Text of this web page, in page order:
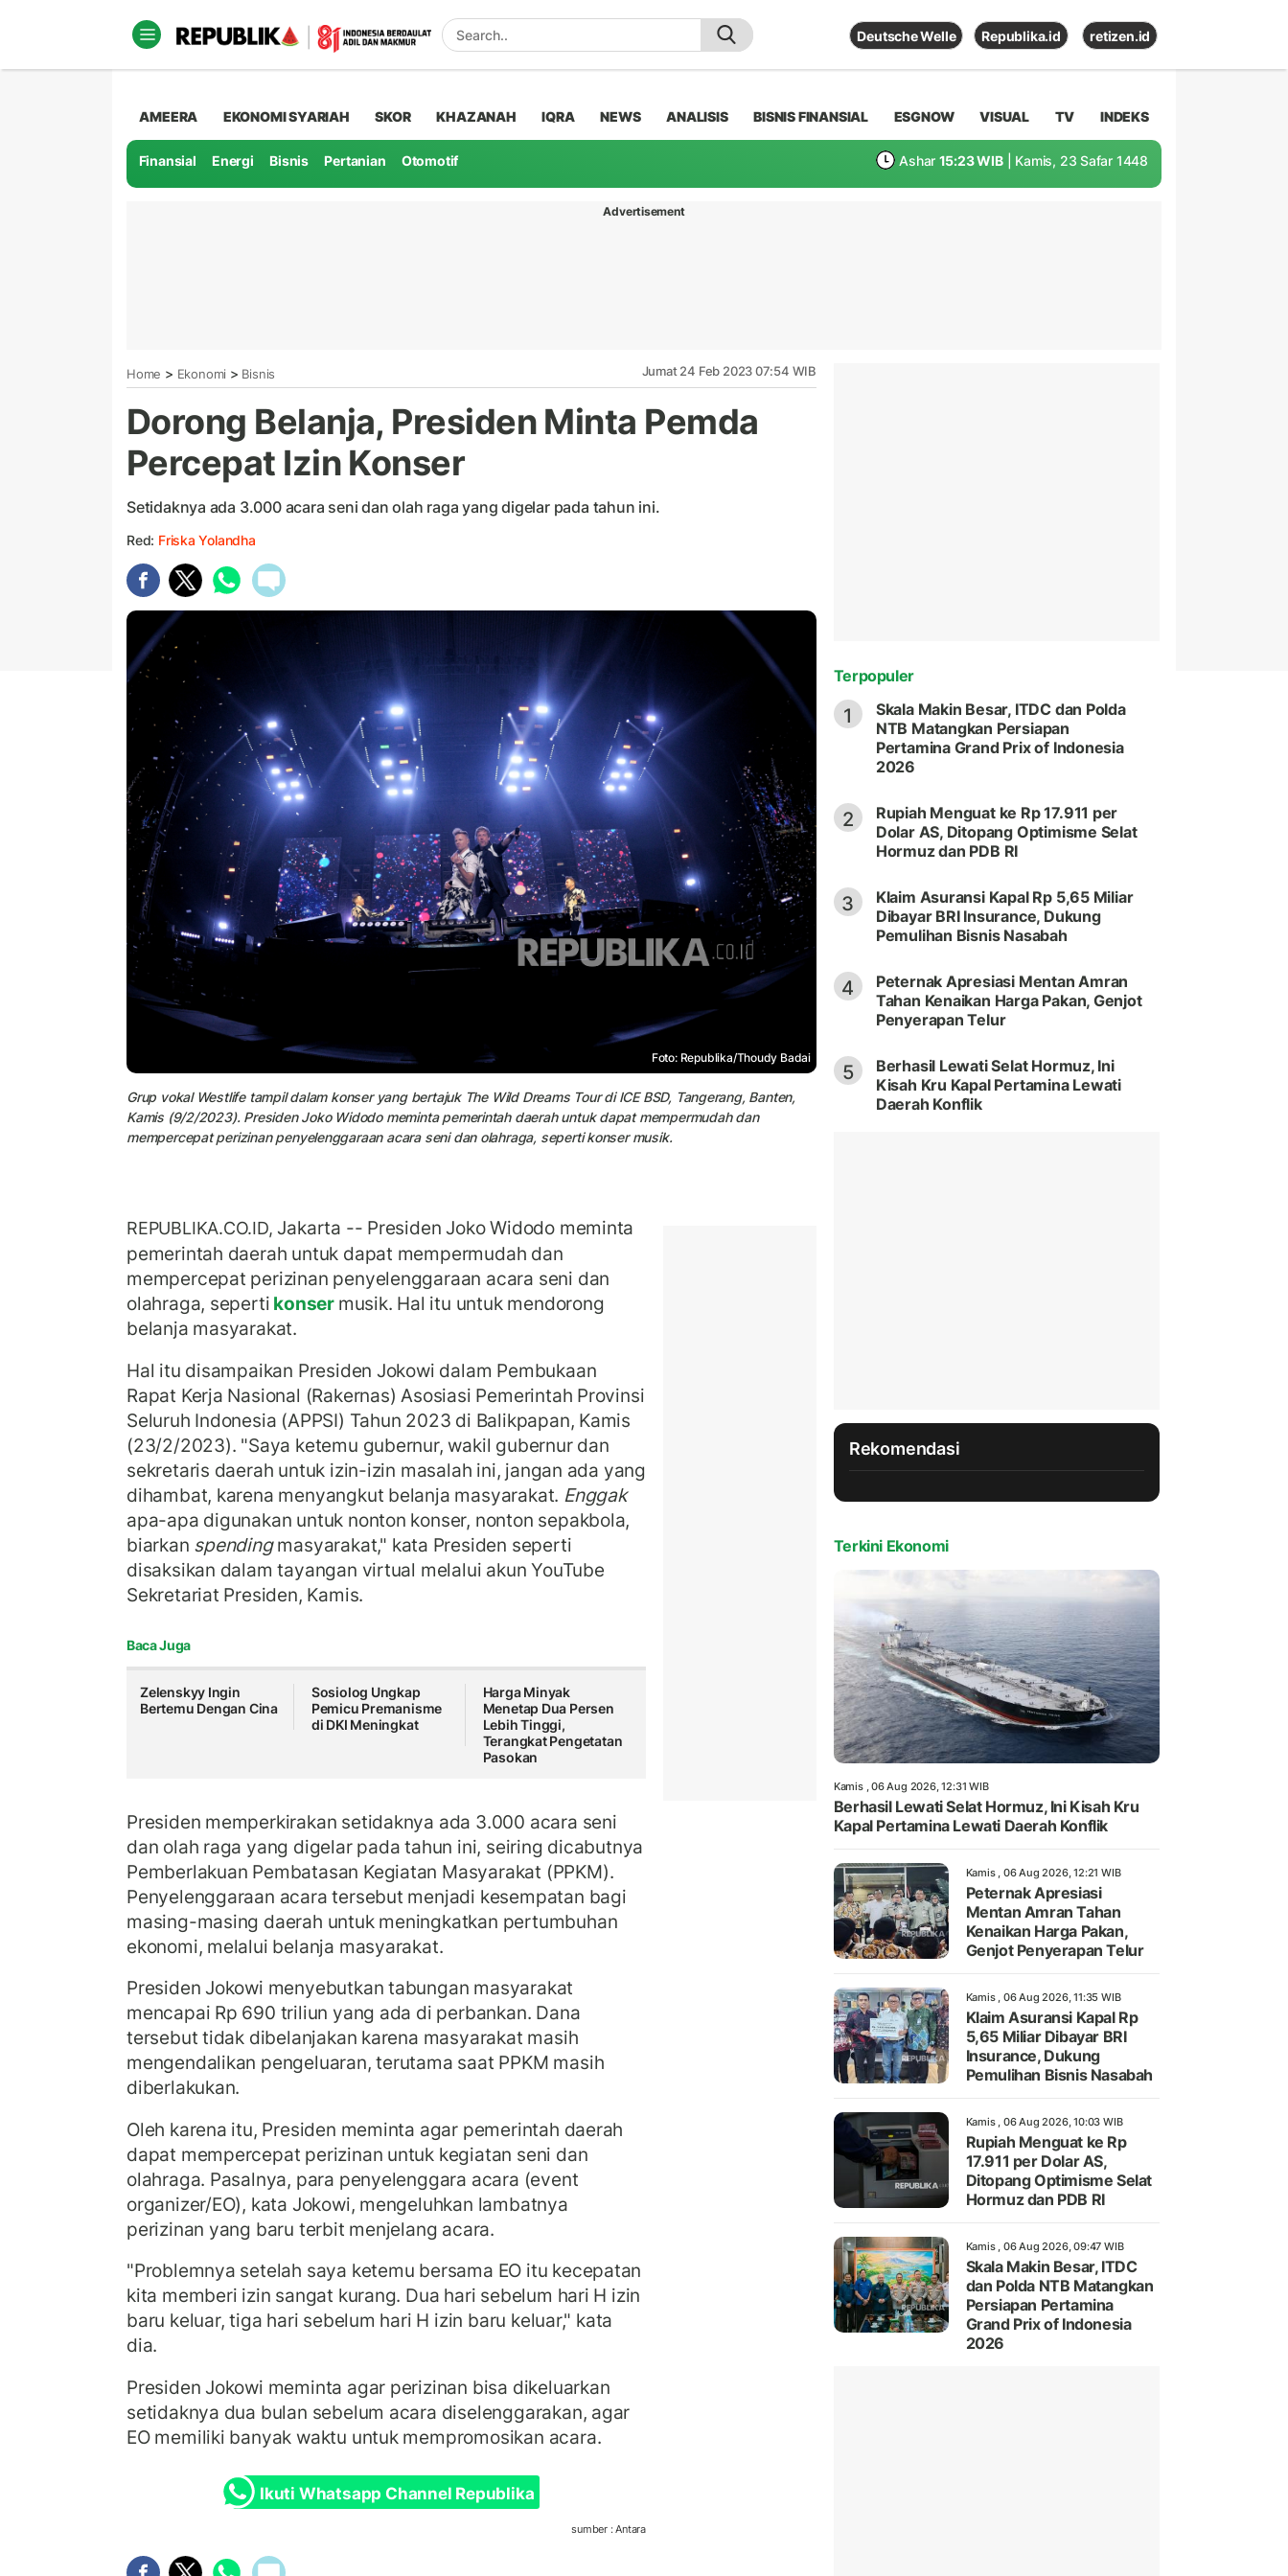
Deutsche Welle Republika.id retizen.id
AMEERA EKONOMI SYARIAH SKOR KHAZANAH IQRA NEWS ANALISIS BISNIS FINANSIAL ESGNOW VISUAL TV INDEKS
Finansial Energi Bisnis Pertanian Otomotif Ashar 15:23 WIB | Kamis, 23 Safar 1448
Advertisement
Home > Ekonomi > Bisnis Jumat 24 Feb 2023 07:54 WIB
Dorong Belanja, Presiden Minta Pemda
Percepat Izin Konser
Setidaknya ada 3.000 acara seni dan olah raga yang digelar pada tahun ini.
Red: Friska Yolandha
Foto: Republika/Thoudy Badai
Grup vokal Westlife tampil dalam konser yang bertajuk The Wild Dreams Tour di ICE BSD, Tangerang, Banten,
Kamis (9/2/2023). Presiden Joko Widodo meminta pemerintah daerah untuk dapat mempermudah dan
mempercepat perizinan penyelenggaraan acara seni dan olahraga, seperti konser musik.
REPUBLIKA.CO.ID,Jakarta -- Presiden Joko Widodo meminta
pemerintah daerah untuk dapat mempermudah dan
mempercepat perizinan penyelenggaraan acara seni dan
olahraga, seperti konser musik. Hal itu untuk mendorong
belanja masyarakat.
Hal itu disampaikan Presiden Jokowi dalam Pembukaan
Rapat Kerja Nasional (Rakernas) Asosiasi Pemerintah Provinsi
Seluruh Indonesia (APPSI) Tahun 2023 di Balikpapan, Kamis
(23/2/2023). "Saya ketemu gubernur, wakil gubernur dan
sekretaris daerah untuk izin-izin masalah ini, jangan ada yang
dihambat, karena menyangkut belanja masyarakat. Enggak
apa-apa digunakan untuk nonton konser, nonton sepakbola,
biarkan spendingmasyarakat," kata Presiden seperti
disaksikan dalam tayangan virtual melalui akun YouTube
Sekretariat Presiden, Kamis.
Baca Juga
Zelenskyy Ingin
Bertemu Dengan Cina
Sosiolog Ungkap
Pemicu Premanisme
di DKI Meningkat
Harga Minyak
Menetap Dua Persen
Lebih Tinggi,
Terangkat Pengetatan
Pasokan
Presiden memperkirakan setidaknya ada 3.000 acara seni
dan olah raga yang digelar pada tahun ini, seiring dicabutnya
Pemberlakuan Pembatasan Kegiatan Masyarakat (PPKM).
Penyelenggaraan acara tersebut menjadi kesempatan bagi
masing-masing daerah untuk meningkatkan pertumbuhan
ekonomi, melalui belanja masyarakat.
Presiden Jokowi menyebutkan tabungan masyarakat
mencapai Rp 690 triliun yang ada di perbankan. Dana
tersebut tidak dibelanjakan karena masyarakat masih
mengendalikan pengeluaran, terutama saat PPKM masih
diberlakukan.
Oleh karena itu, Presiden meminta agar pemerintah daerah
dapat mempercepat perizinan untuk kegiatan seni dan
olahraga. Pasalnya, para penyelenggara acara (event
organizer/EO), kata Jokowi, mengeluhkan lambatnya
perizinan yang baru terbit menjelang acara.
"Problemnya setelah saya ketemu bersama EO itu kecepatan
kita memberi izin sangat kurang. Dua hari sebelum hari H izin
baru keluar, tiga hari sebelum hari H izin baru keluar," kata
dia.
Presiden Jokowi meminta agar perizinan bisa dikeluarkan
setidaknya dua bulan sebelum acara diselenggarakan, agar
EO memiliki banyak waktu untuk mempromosikan acara.
Ikuti Whatsapp Channel Republika
sumber : Antara
Terpopuler
1
Skala Makin Besar, ITDC dan Polda
NTB Matangkan Persiapan
Pertamina Grand Prix of Indonesia
2026
2
Rupiah Menguat ke Rp 17.911 per
Dolar AS, Ditopang Optimisme Selat
Hormuz dan PDB RI
3
Klaim Asuransi Kapal Rp 5,65 Miliar
Dibayar BRI Insurance, Dukung
Pemulihan Bisnis Nasabah
4
Peternak Apresiasi Mentan Amran
Tahan Kenaikan Harga Pakan, Genjot
Penyerapan Telur
5
Berhasil Lewati Selat Hormuz, Ini
Kisah Kru Kapal Pertamina Lewati
Daerah Konflik
Rekomendasi
Terkini Ekonomi
Kamis , 06 Aug 2026, 12:31 WIB
Berhasil Lewati Selat Hormuz, Ini Kisah Kru
Kapal Pertamina Lewati Daerah Konflik
Kamis , 06 Aug 2026, 12:21 WIB
Peternak Apresiasi
Mentan Amran Tahan
Kenaikan Harga Pakan,
Genjot Penyerapan Telur
Kamis , 06 Aug 2026, 11:35 WIB
Klaim Asuransi Kapal Rp
5,65 Miliar Dibayar BRI
Insurance, Dukung
Pemulihan Bisnis Nasabah
Kamis , 06 Aug 2026, 10:03 WIB
Rupiah Menguat ke Rp
17.911 per Dolar AS,
Ditopang Optimisme Selat
Hormuz dan PDB RI
Kamis , 06 Aug 2026, 09:47 WIB
Skala Makin Besar, ITDC
dan Polda NTB Matangkan
Persiapan Pertamina
Grand Prix of Indonesia
2026